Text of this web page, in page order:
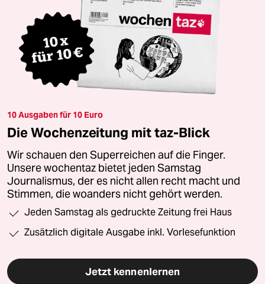
10 Ausgaben für 10 Euro
Die Wochenzeitung mit taz-Blick
Wir schauen den Superreichen auf die Finger.
Unsere wochentaz bietet jeden Samstag
Journalismus, der es nicht allen recht macht und
Stimmen, die woanders nicht gehört werden.
Jeden Samstag als gedruckte Zeitung frei Haus
Zusätzlich digitale Ausgabe inkl. Vorlesefunktion
Jetzt kennenlernen